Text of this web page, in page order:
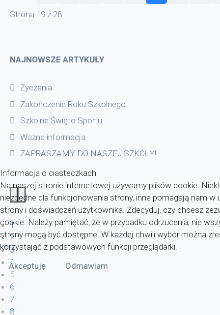
Strona 19 z 28
NAJNOWSZE ARTYKUŁY
Życzenia
Zakończenie Roku Szkolnego
Szkolne Święto Sportu
Ważna informacja
ZAPRASZAMY DO NASZEJ SZKOŁY!
1
2
3
4
5
6
7
8
Informacja o ciasteczkach
Na naszej stronie internetowej używamy plików cookie.
niezbędne dla funkcjonowania strony, inne pomagają nam w
strony i doświadczeń użytkownika. Zdecyduj, czy chcesz
cookie. Należy pamiętać, że w przypadku odrzucenia, nie
strony mogą być dostępne. W każdej chwili wybór można
korzystająć z podstawowych funkcji przeglądarki.
Akceptuję
Odmawiam